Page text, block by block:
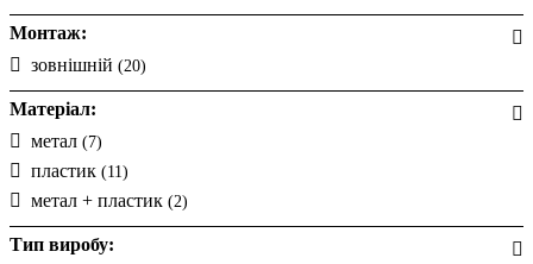
Монтаж:
зовнішній (20)
Матеріал:
метал (7)
пластик (11)
метал + пластик (2)
Тип виробу: